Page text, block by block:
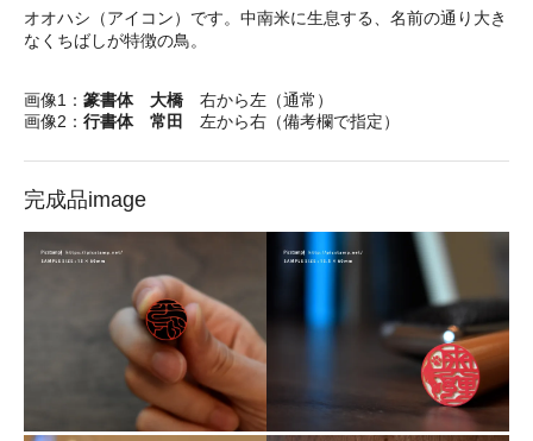
オオハシ（アイコン）です。中南米に生息する、名前の通り大き
なくちばしが特徴の鳥。
画像1： 篆書体 大橋 右から左（通常）
画像2： 行書体 常田 左から右（備考欄で指定）
完成品image